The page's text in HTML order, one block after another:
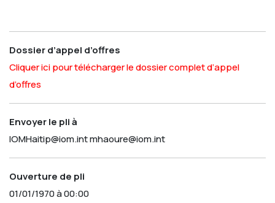
Dossier d’appel d’offres
Cliquer ici pour télécharger le dossier complet d’appel
d’offres
Envoyer le pli à
IOMHaitip@iom.intmhaoure@iom.int
Ouverture de pli
01/01/1970 à 00:00